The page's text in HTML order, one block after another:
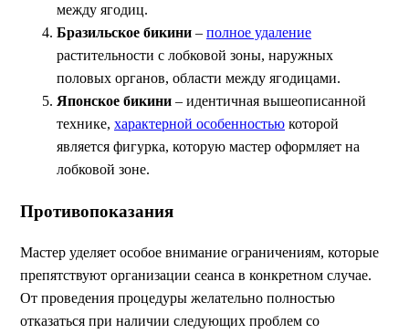
между ягодиц.
Бразильское бикини – полное удаление
растительности с лобковой зоны, наружных
половых органов, области между ягодицами.
Японское бикини – идентичная вышеописанной
технике, характерной особенностью которой
является фигурка, которую мастер оформляет на
лобковой зоне.
Противопоказания
Мастер уделяет особое внимание ограничениям, которые
препятствуют организации сеанса в конкретном случае.
От проведения процедуры желательно полностью
отказаться при наличии следующих проблем со